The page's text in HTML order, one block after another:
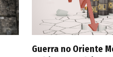
Guerra no Oriente